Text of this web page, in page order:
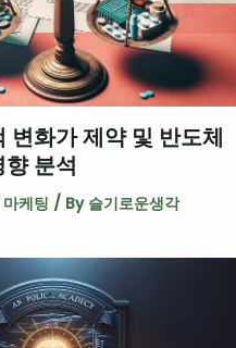
변화가 제약 및 반도체
분석
케팅 / By 슬기로운생각